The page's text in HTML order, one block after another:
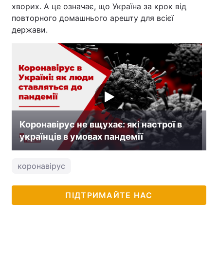
хворих. А це означає, що Україна за крок від
повторного домашнього арешту для всієї
держави.
Коронавірус не вщухає: які настрої в
українців в умовах пандемії
коронавірус
ПІДТРИМАЙТЕ НАС